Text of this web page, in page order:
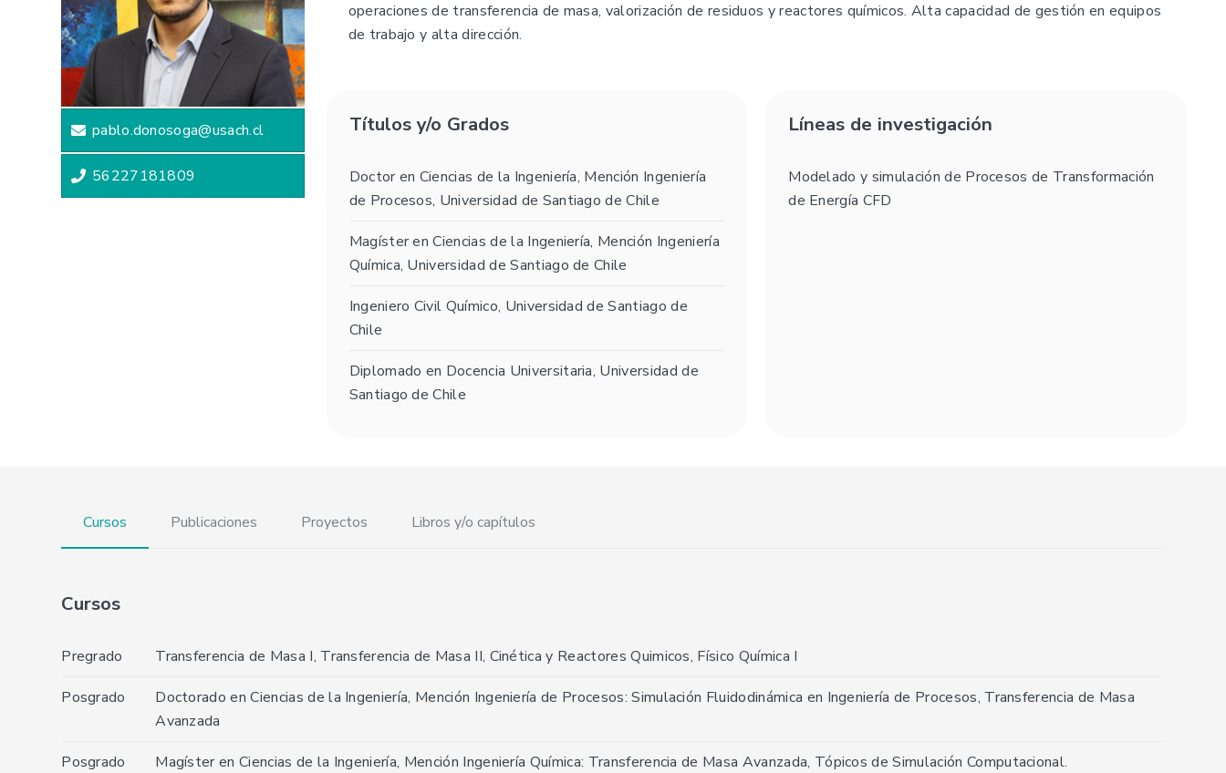
pablo.donosoga@usach.cl
56227181809
operaciones de transferencia de masa, valorización de residuos y reactores químicos. Alta capacidad de gestión en equipos
de trabajo y alta dirección.
Títulos y/o Grados
Doctor en Ciencias de la Ingeniería, Mención Ingeniería
de Procesos, Universidad de Santiago de Chile
Magíster en Ciencias de la Ingeniería, Mención Ingeniería
Química, Universidad de Santiago de Chile
Ingeniero Civil Químico, Universidad de Santiago de
Chile
Diplomado en Docencia Universitaria, Universidad de
Santiago de Chile
Líneas de investigación
Modelado y simulación de Procesos de Transformación
de Energía CFD
Cursos Publicaciones Proyectos Libros y/o capítulos
Cursos
Pregrado Transferencia de Masa I, Transferencia de Masa II, Cinética y Reactores Quimicos, Físico Química I
Posgrado
Doctorado en Ciencias de la Ingeniería, Mención Ingeniería de Procesos: Simulación Fluidodinámica en Ingeniería de Procesos, Transferencia de Masa
Avanzada
Posgrado Magíster en Ciencias de la Ingeniería, Mención Ingeniería Química: Transferencia de Masa Avanzada, Tópicos de Simulación Computacional.